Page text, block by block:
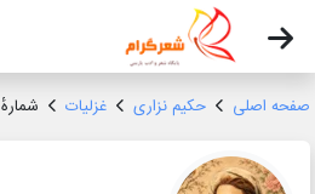
صفحه اصلی حکیم نزاری غزلیات شمارهٔ ۵۷۷